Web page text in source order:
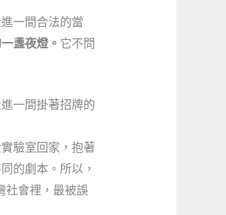
一間合法的當
盞夜燈。 它不問
一間掛著招牌的
驗室回家，抱著
的劇本。所以，
社會裡，最被誤